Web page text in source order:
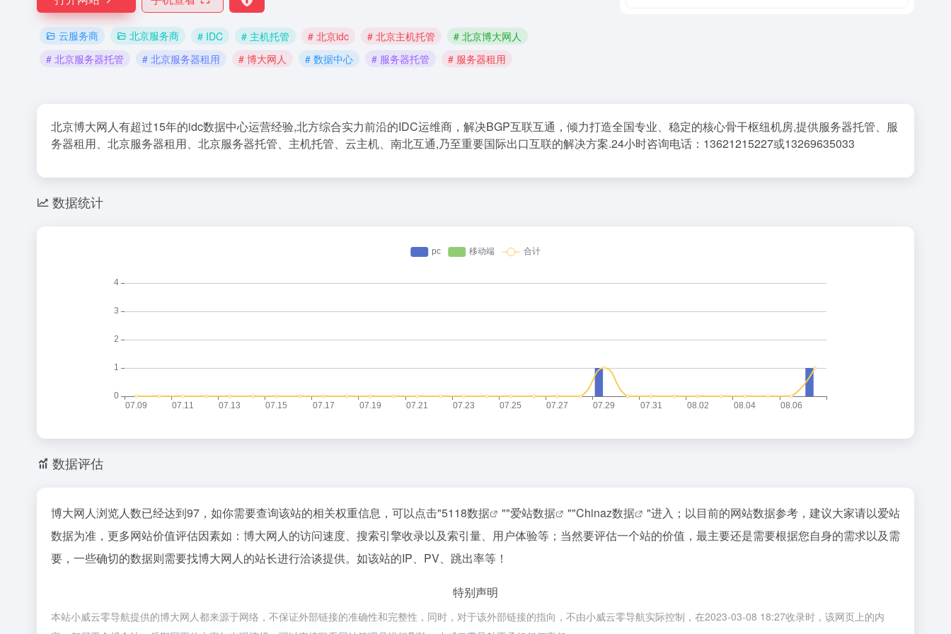
云服务商 北京服务商 # IDC # 主机托管 # 北京idc # 北京主机托管
# 北京博大网人
# 北京服务器托管
# 北京服务器租用 # 博大网人 # 数据中心 # 服务器托管 # 服务器租用
北京博大网人有超过15年的idc数据中心运营经验,北方综合实力前沿的IDC运维商，解决BGP互联互通，倾力打造全国专业、稳定的核心骨干枢纽机房,提供服务器托管、服
务器租用、北京服务器租用、北京服务器托管、主机托管、云主机、南北互通,乃至重要国际出口互联的解决方案.24小时咨询电话：13621215227或13269635033
数据统计
数据评估
博大网人浏览人数已经达到97，如你需要查询该站的相关权重信息，可以点击"5118数据 ""爱站数据 ""Chinaz数据
"进入；以目前的网站数据参考，建议大家请以爱站
数据为准，更多网站价值评估因素如：博大网人的访问速度、搜索引擎收录以及索引量、用户体验等；当然要评估一个站的价值，最主要还是需要根据您自身的需求以及需
要，一些确切的数据则需要找博大网人的站长进行洽谈提供。如该站的IP、PV、跳出率等！
特别声明
本站小威云零导航提供的博大网人都来源于网络，不保证外部链接的准确性和完整性，同时，对于该外部链接的指向，不由小威云零导航实际控制，在2023-03-08 18:27收录时，该网页上的内